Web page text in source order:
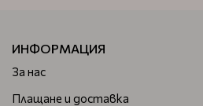
ИНФОРМАЦИЯ
За нас
Плащане и доставка